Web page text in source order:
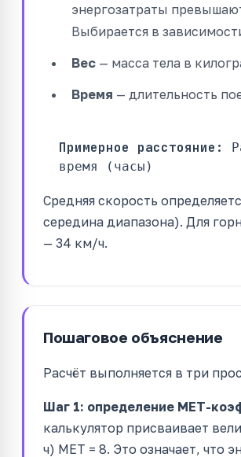
энергозатраты
Выбирается в
Вес — масса тела в
Время — длительность
Примерное расстояние:
время (часы)
Средняя скорость
середина диапазона). Для
— 34 км/ч.
Пошаговое объяснение
Расчёт выполняется в три
Шаг 1: определение MET-
калькулятор присваивает
ч) MET = 8. Это означает, что